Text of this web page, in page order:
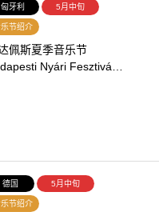
牙利 5月中旬
节绍介
佩斯夏季音乐节
Nyári Fesztivá…
国 5月中旬
节绍介